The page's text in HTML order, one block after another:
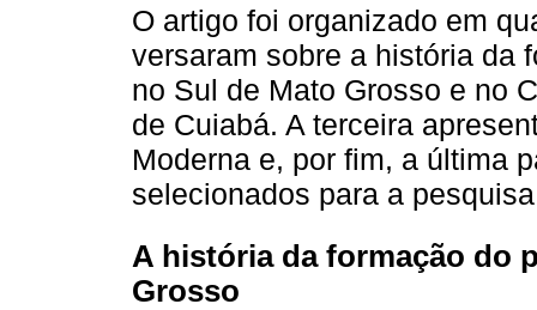
O artigo foi organizado em
versaram sobre a história da
no Sul de Mato Grosso e no
de Cuiabá. A terceira
Moderna e, por fim, a última
selecionados para a
A história da formação do
Grosso